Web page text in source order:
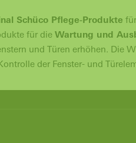
Schüco Pflege-Produkte
für die Wartung und
und Türen erhöhen. Die
der Fenster- und